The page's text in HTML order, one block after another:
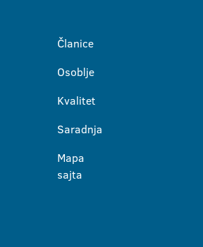
Članice
Osoblje
Kvalitet
Saradnja
Mapa
sajta